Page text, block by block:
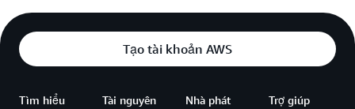
Tạo tài khoản AWS
Tìm hiểu Tài nguyên
Nhà phát
Trợ giúp